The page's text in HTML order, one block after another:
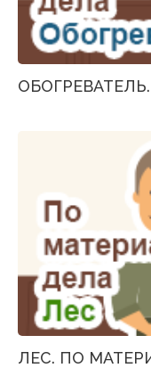
ЛЕС. ПО